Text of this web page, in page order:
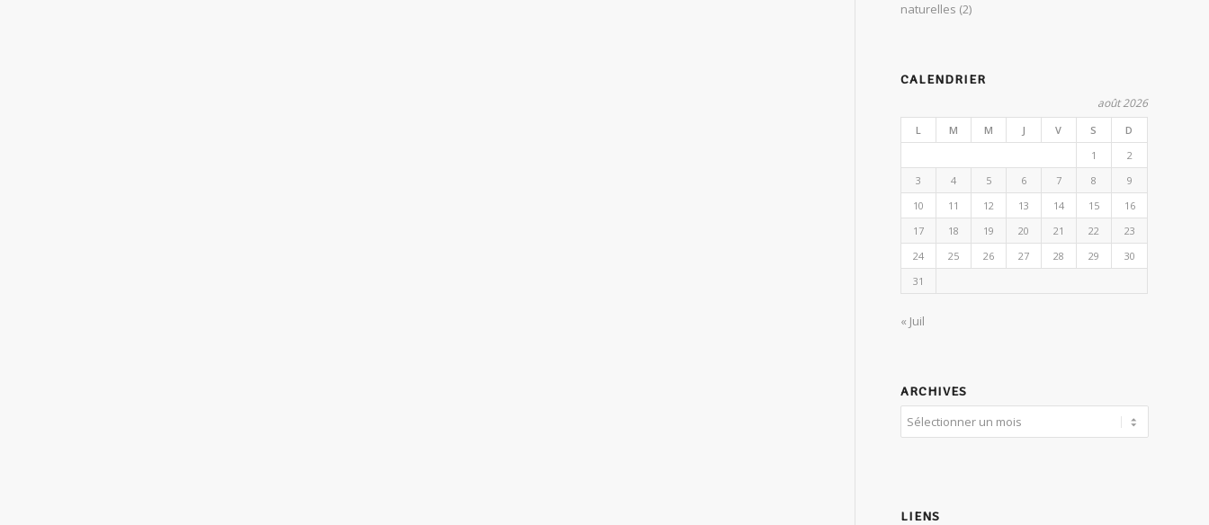
naturelles (2)
CALENDRIER
août 2026
L M M J V S
D
1
2
3
4 5 6 7 8
9
10
11 12 13 14 15
16
17
18 19 20 21 22
23
24
25 26 27 28 29
30
31
« Juil
ARCHIVES
LIENS